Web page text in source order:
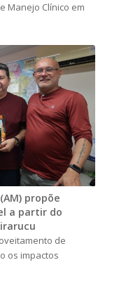
Manejo Clínico em
propõe
a partir do
de
os impactos